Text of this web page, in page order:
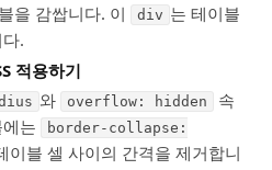
을 감쌉니다. 이 div 는 테이블
.
적용하기
와 overflow: hidden
속
는
border-collapse:
이블 셀 사이의 간격을 제거합니